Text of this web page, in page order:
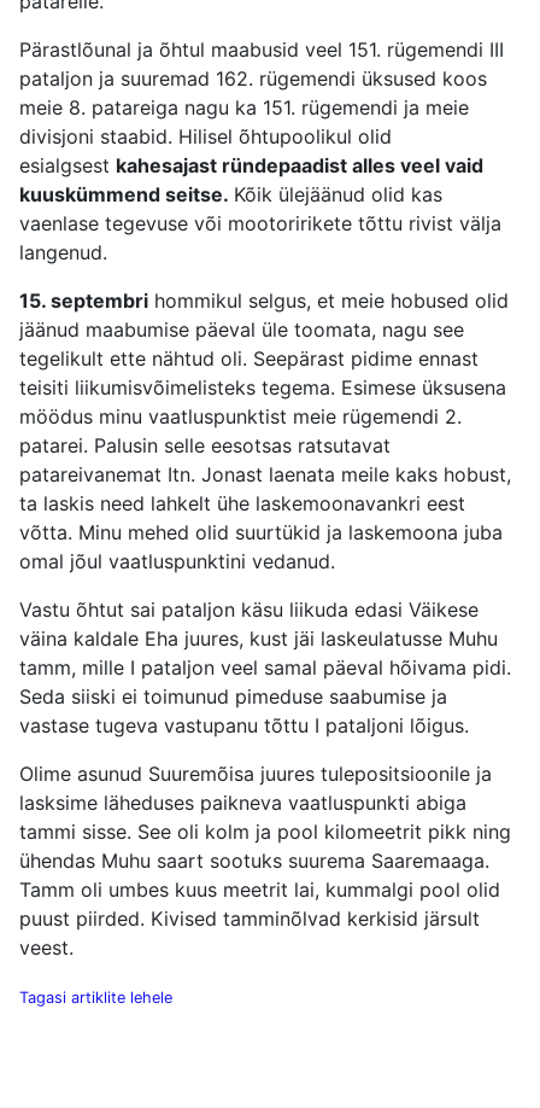
Pärastlõunal ja õhtul maabusid veel 151. rügemendi III
pataljon ja suuremad 162. rügemendi üksused koos
meie 8. patareiga nagu ka 151. rügemendi ja meie
divisjoni staabid. Hilisel õhtupoolikul olid
esialgsest kahesajast ründepaadist alles veel vaid
kuuskümmend seitse. Kõik ülejäänud olid kas
vaenlase tegevuse või mootoririkete tõttu rivist välja
langenud.
15. septembri hommikul selgus, et meie hobused olid
jäänud maabumise päeval üle toomata, nagu see
tegelikult ette nähtud oli. Seepärast pidime ennast
teisiti liikumisvõimelisteks tegema. Esimese üksusena
möödus minu vaatluspunktist meie rügemendi 2.
patarei. Palusin selle eesotsas ratsutavat
patareivanemat Itn. Jonast laenata meile kaks hobust,
ta laskis need lahkelt ühe laskemoonavankri eest
võtta. Minu mehed olid suurtükid ja laskemoona juba
omal jõul vaatluspunktini vedanud.
Vastu õhtut sai pataljon käsu liikuda edasi Väikese
väina kaldale Eha juures, kust jäi laskeulatusse Muhu
tamm, mille I pataljon veel samal päeval hõivama pidi.
Seda siiski ei toimunud pimeduse saabumise ja
vastase tugeva vastupanu tõttu I pataljoni lõigus.
Olime asunud Suuremõisa juures tulepositsioonile ja
lasksime läheduses paikneva vaatluspunkti abiga
tammi sisse. See oli kolm ja pool kilomeetrit pikk ning
ühendas Muhu saart sootuks suurema Saaremaaga.
Tamm oli umbes kuus meetrit lai, kummalgi pool olid
puust piirded. Kivised tamminõlvad kerkisid järsult
veest.
Tagasi artiklite lehele